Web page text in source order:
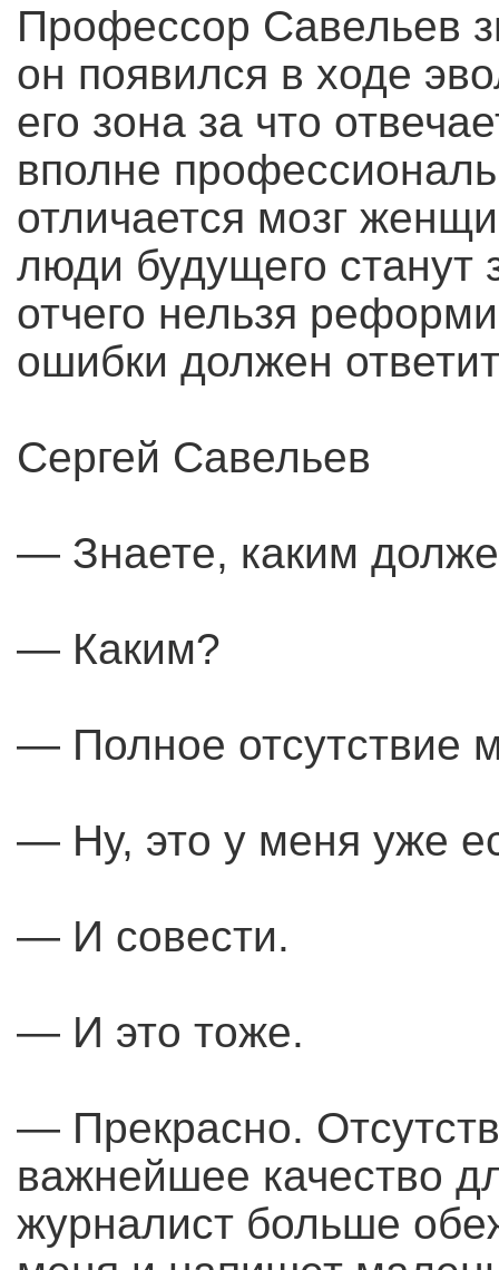
Профессор Савельев
он появился в ходе
его зона за что
вполне
отличается мозг
люди будущего
отчего нельзя
ошибки должен
Сергей Савельев
— Знаете, каким
— Каким?
— Полное отсутствие
— Ну, это у меня уже
— И совести.
— И это тоже.
— Прекрасно.
важнейшее качество
журналист больше